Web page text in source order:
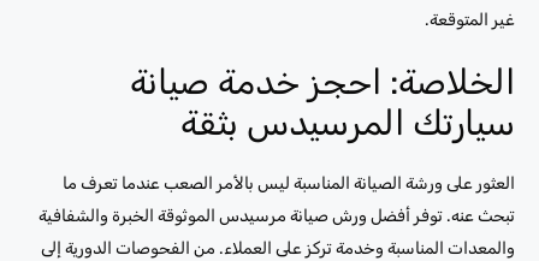
غير المتوقعة.
الخلاصة: احجز خدمة صيانة
سيارتك المرسيدس بثقة
العثور على ورشة الصيانة المناسبة ليس بالأمر الصعب عندما تعرف ما
تبحث عنه. توفر أفضل ورش صيانة مرسيدس الموثوقة الخبرة والشفافية
والمعدات المناسبة وخدمة تركز على العملاء. من الفحوصات الدورية إلى